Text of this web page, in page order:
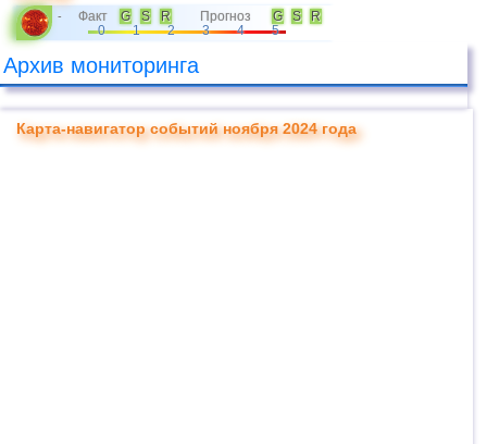
- Факт G S R Прогноз G S
R
0
1 2 3 4 5
Архив мониторинга
Карта-навигатор событий ноября 2024 года